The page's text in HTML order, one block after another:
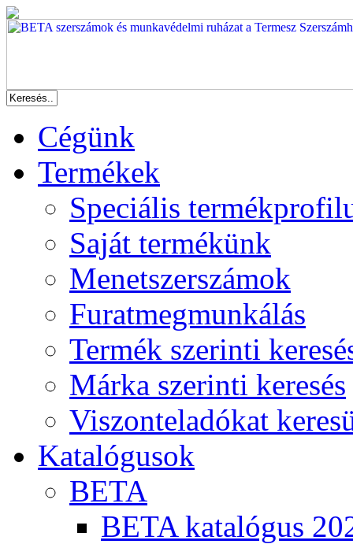
Cégünk
Termékek
Speciális
Saját termékünk
Menetszerszámok
Furatmegmunkálás
Termék szerinti
Márka szerinti keresés
Viszonteladókat
Katalógusok
BETA
BETA katalógus